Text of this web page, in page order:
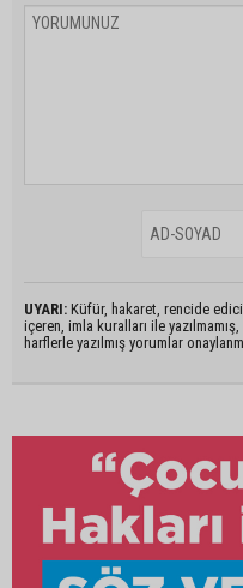
UYARI: Küfür, hakaret, rencide
içeren, imla kuralları ile
harflerle yazılmış yorumlar